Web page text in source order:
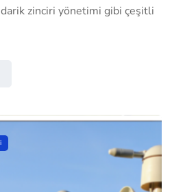
zinciri yönetimi gibi çeşitli